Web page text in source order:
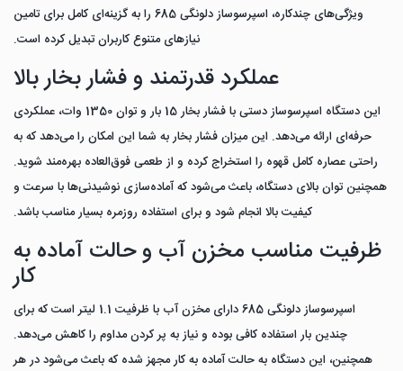
ویژگی‌های چندکاره، اسپرسوساز دلونگی 685 را به گزینه‌ای کامل برای تامین
نیازهای متنوع کاربران تبدیل کرده است.
عملکرد قدرتمند و فشار بخار بالا
این دستگاه اسپرسوساز دستی با فشار بخار 15 بار و توان 1350 وات، عملکردی
حرفه‌ای ارائه می‌دهد. این میزان فشار بخار به شما این امکان را می‌دهد که به
راحتی عصاره کامل قهوه را استخراج کرده و از طعمی فوق‌العاده بهره‌مند شوید.
همچنین توان بالای دستگاه، باعث می‌شود که آماده‌سازی نوشیدنی‌ها با سرعت و
کیفیت بالا انجام شود و برای استفاده روزمره بسیار مناسب باشد.
ظرفیت مناسب مخزن آب و حالت آماده به
کار
اسپرسوساز دلونگی 685 دارای مخزن آب با ظرفیت 1.1 لیتر است که برای
چندین بار استفاده کافی بوده و نیاز به پر کردن مداوم را کاهش می‌دهد.
همچنین، این دستگاه به حالت آماده به کار مجهز شده که باعث می‌شود در هر